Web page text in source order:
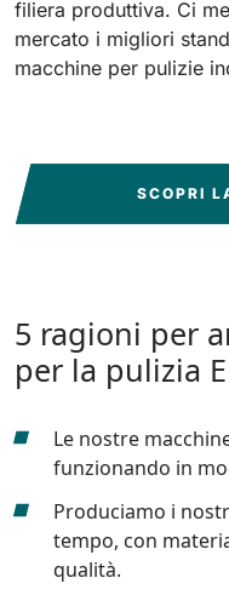
filiera produttiva. Ci
mercato i migliori
macchine per pulizie
SCOPRI
5 ragioni per
per la pulizia
Le nostre
funzionando in
Produciamo i
tempo, con
qualità.